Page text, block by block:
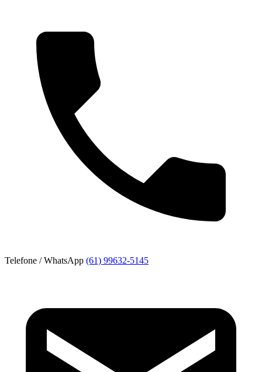
Telefone / WhatsApp (61) 99632-5145